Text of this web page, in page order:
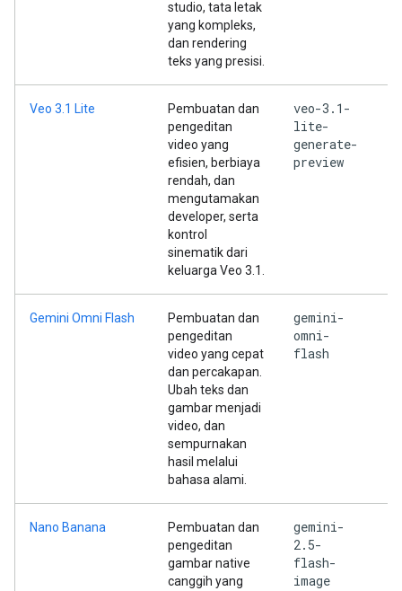
studio, tata letak
yang kompleks,
dan rendering
teks yang presisi.
Veo 3.1 Lite
Pembuatan dan
pengeditan
video yang
efisien, berbiaya
rendah, dan
mengutamakan
developer, serta
kontrol
sinematik dari
keluarga Veo 3.1.
veo-3.1-
lite-
generate-
preview
Gemini Omni Flash
Pembuatan dan
pengeditan
video yang cepat
dan percakapan.
Ubah teks dan
gambar menjadi
video, dan
sempurnakan
hasil melalui
bahasa alami.
gemini-
omni-
flash
Nano Banana
Pembuatan dan
pengeditan
gambar native
canggih yang
gemini-
2.5-
flash-
image